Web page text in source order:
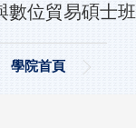
數位貿易碩士班
學院首頁